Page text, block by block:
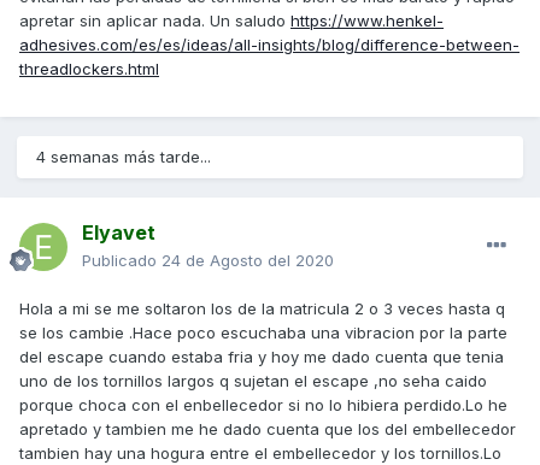
apretar sin aplicar nada. Un saludo https://www.henkel-
adhesives.com/es/es/ideas/all-insights/blog/difference-between-
threadlockers.html
4 semanas más tarde...
Elyavet
Publicado 24 de Agosto del 2020
Hola a mi se me soltaron los de la matricula 2 o 3 veces hasta q
se los cambie .Hace poco escuchaba una vibracion por la parte
del escape cuando estaba fria y hoy me dado cuenta que tenia
uno de los tornillos largos q sujetan el escape ,no seha caido
porque choca con el enbellecedor si no lo hibiera perdido.Lo he
apretado y tambien me he dado cuenta que los del embellecedor
tambien hay una hogura entre el embellecedor y los tornillos.Lo